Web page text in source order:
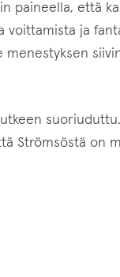
paineella, että
voittamista ja
menestyksen
Strömsöstä on